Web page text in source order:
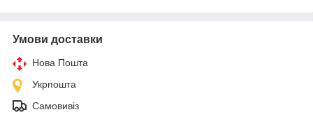
Умови доставки
Нова Пошта
Укрпошта
Самовивіз